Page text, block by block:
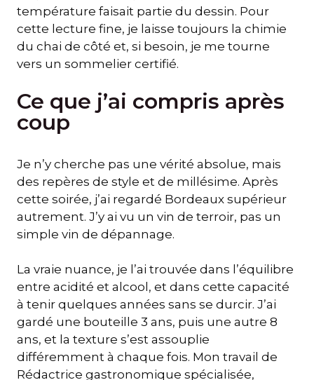
température faisait partie du dessin. Pour
cette lecture fine, je laisse toujours la chimie
du chai de côté et, si besoin, je me tourne
vers un sommelier certifié.
Ce que j’ai compris après
coup
Je n’y cherche pas une vérité absolue, mais
des repères de style et de millésime. Après
cette soirée, j’ai regardé Bordeaux supérieur
autrement. J’y ai vu un vin de terroir, pas un
simple vin de dépannage.
La vraie nuance, je l’ai trouvée dans l’équilibre
entre acidité et alcool, et dans cette capacité
à tenir quelques années sans se durcir. J’ai
gardé une bouteille 3 ans, puis une autre 8
ans, et la texture s’est assouplie
différemment à chaque fois. Mon travail de
Rédactrice gastronomique spécialisée,